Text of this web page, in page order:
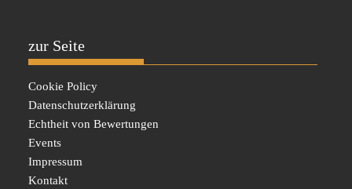
zur Seite
Cookie Policy
Datenschutzerklärung
Echtheit von Bewertungen
Events
Impressum
Kontakt